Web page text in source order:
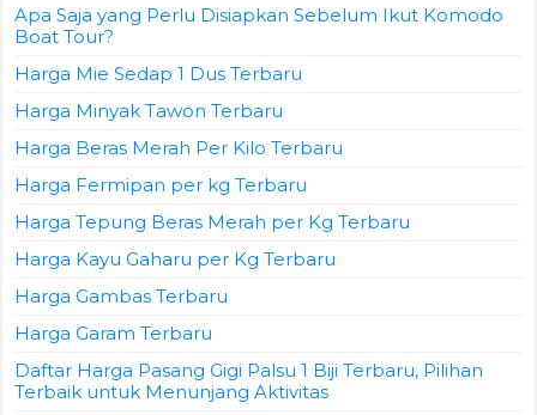
Apa Saja yang Perlu Disiapkan Sebelum Ikut Komodo
Boat Tour?
Harga Mie Sedap 1 Dus Terbaru
Harga Minyak Tawon Terbaru
Harga Beras Merah Per Kilo Terbaru
Harga Fermipan per kg Terbaru
Harga Tepung Beras Merah per Kg Terbaru
Harga Kayu Gaharu per Kg Terbaru
Harga Gambas Terbaru
Harga Garam Terbaru
Daftar Harga Pasang Gigi Palsu 1 Biji Terbaru, Pilihan
Terbaik untuk Menunjang Aktivitas